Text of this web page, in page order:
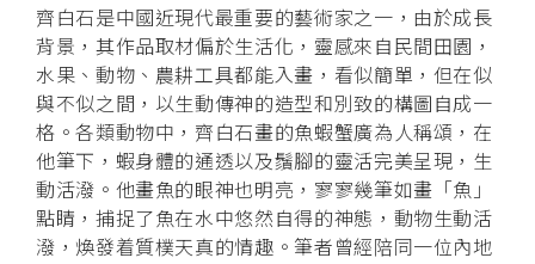
齊白石是中國近現代最重要的藝術家之一，由於成長
背景，其作品取材偏於生活化，靈感來自民間田園，
水果、動物、農耕工具都能入畫，看似簡單，但在似
與不似之間，以生動傳神的造型和別致的構圖自成一
格。各類動物中，齊白石畫的魚蝦蟹廣為人稱頌，在
他筆下，蝦身體的通透以及鬚腳的靈活完美呈現，生
動活潑。他畫魚的眼神也明亮，寥寥幾筆如畫「魚」
點睛，捕捉了魚在水中悠然自得的神態，動物生動活
潑，煥發着質樸天真的情趣。筆者曾經陪同一位內地